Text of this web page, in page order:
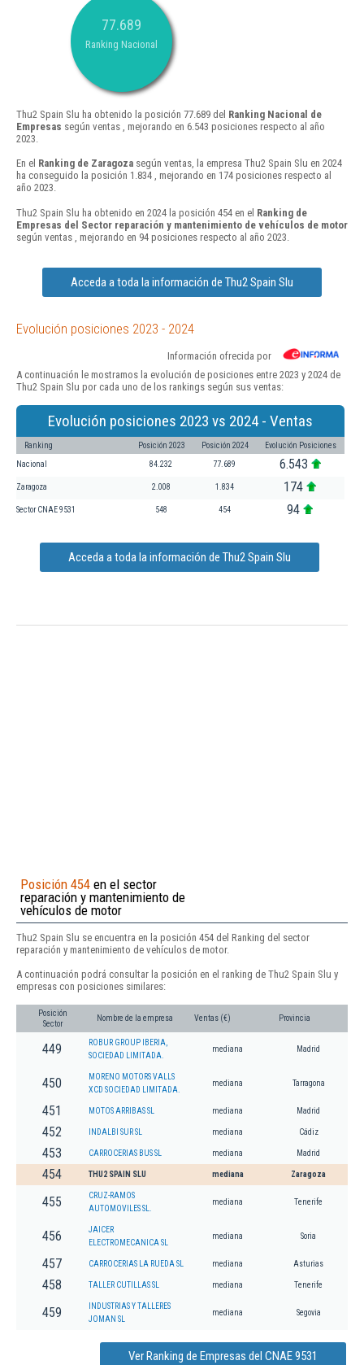
77.689
Ranking Nacional
Thu2 Spain Slu ha obtenido la posición 77.689 del Ranking Nacional de
Empresas según ventas , mejorando en 6.543 posiciones respecto al año
2023.
En el Ranking de Zaragoza según ventas, la empresa Thu2 Spain Slu en 2024
ha conseguido la posición 1.834 , mejorando en 174 posiciones respecto al
año 2023.
Thu2 Spain Slu ha obtenido en 2024 la posición 454 en el Ranking de
Empresas del Sector reparación y mantenimiento de vehículos de motor
según ventas , mejorando en 94 posiciones respecto al año 2023.
Acceda a toda la información de Thu2 Spain Slu
Evolución posiciones 2023 - 2024
Información ofrecida por
A continuación le mostramos la evolución de posiciones entre 2023 y 2024 de
Thu2 Spain Slu por cada uno de los rankings según sus ventas:
Evolución posiciones 2023 vs 2024 - Ventas
Ranking Posición 2023 Posición 2024 Evolución Posiciones
Nacional 84.232 77.689 6.543
Zaragoza 2.008 1.834 174
Sector CNAE 9531 548 454 94
Acceda a toda la información de Thu2 Spain Slu
Posición 454 en el sector
reparación y mantenimiento de
vehículos de motor
Thu2 Spain Slu se encuentra en la posición 454 del Ranking del sector
reparación y mantenimiento de vehículos de motor.
A continuación podrá consultar la posición en el ranking de Thu2 Spain Slu y
empresas con posiciones similares:
Posición
Sector
Nombre de la empresa Ventas (€) Provincia
449
ROBUR GROUP IBERIA,
SOCIEDAD LIMITADA.
mediana Madrid
450
MORENO MOTORS VALLS
XCD SOCIEDAD LIMITADA.
mediana Tarragona
451 MOTOS ARRIBAS SL mediana Madrid
452 INDALBI SUR SL mediana Cádiz
453 CARROCERIAS BUS SL mediana Madrid
454 THU2 SPAIN SLU mediana Zaragoza
455
CRUZ-RAMOS
AUTOMOVILES SL.
mediana Tenerife
456
JAICER
ELECTROMECANICA SL
mediana Soria
457 CARROCERIAS LA RUEDA SL mediana Asturias
458 TALLER CUTILLAS SL mediana Tenerife
459
INDUSTRIAS Y TALLERES
JOMAN SL
mediana Segovia
Ver Ranking de Empresas del CNAE 9531